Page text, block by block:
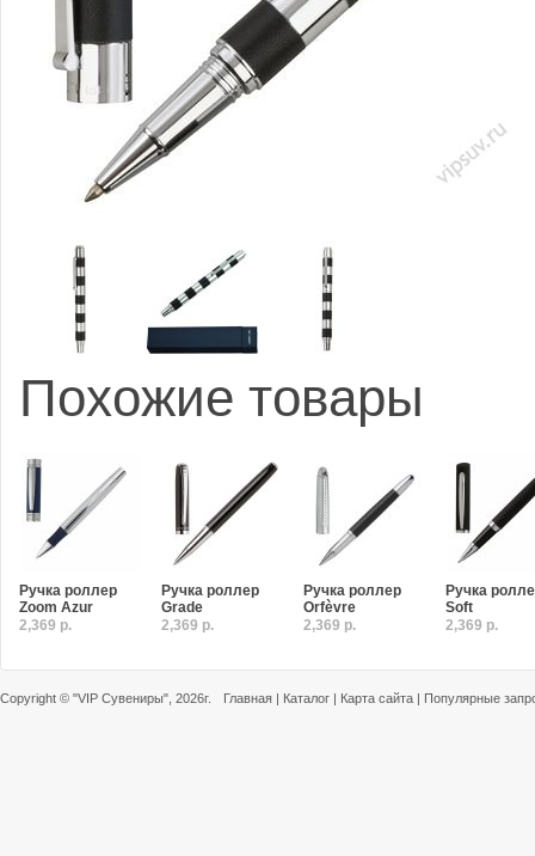
Похожие товары
Ручка роллер
Zoom Azur
2,369 р.
Ручка роллер
Grade
2,369 р.
Ручка роллер
Orfèvre
2,369 р.
Ручка
Soft
2,369 р.
Copyright © "VIP Сувениры" , 2026г. Главная | Каталог | Карта сайта | Популярные